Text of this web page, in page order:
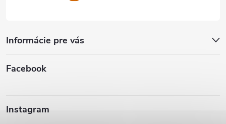
Informácie pre vás
Facebook
Instagram